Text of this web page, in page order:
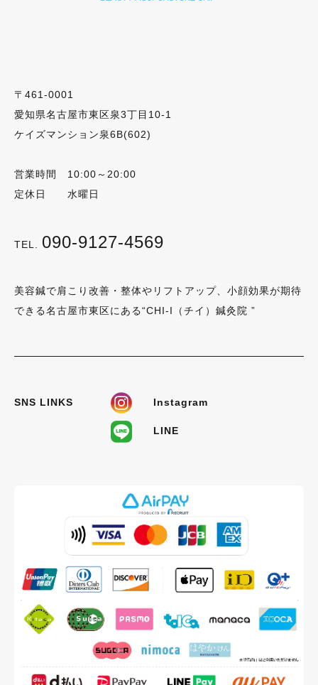
〒461-0001
愛知県名古屋市東区泉3丁目10-1
ケイズマンション泉6B(602)
営業時間 10:00～20:00
定休日 水曜日
TEL. 090-9127-4569
美容鍼で肩こり改善・整体やリフトアップ、小顔効果が期待
できる名古屋市東区にある“CHI-I（チイ）鍼灸院 ”
SNS LINKS Instagram
LINE